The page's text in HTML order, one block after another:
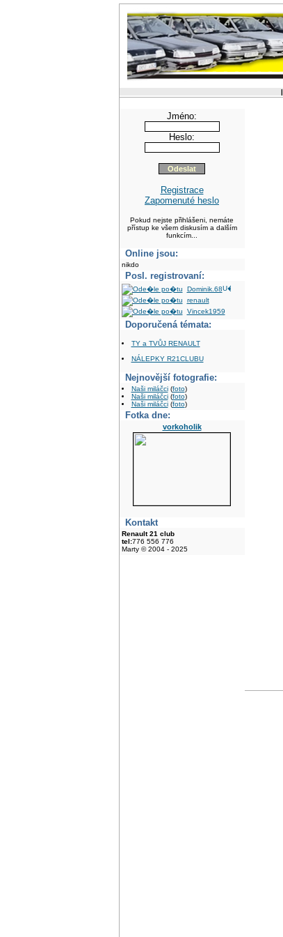
|
Jméno:
Heslo:
Registrace
Zapomenuté heslo
Pokud nejste přihlášeni, nemáte
přístup ke všem diskusím a dalším
funkcím...
Online jsou:
nikdo
Posl. registrovaní:
Dominik.68
renault
Vincek1959
Doporučená témata:
TY a TVŮJ RENAULT
NÁLEPKY R21CLUBU
Nejnovější fotografie:
Naši miláčci(foto)
Naši miláčci(foto)
Naši miláčci(foto)
Fotka dne:
vorkoholik
Kontakt
Renault 21 club
tel:776 556 776
Marty © 2004 - 2025